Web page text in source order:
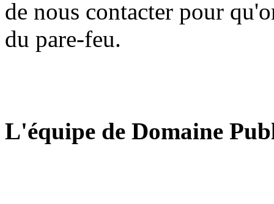
de nous contacter pour
du pare-feu.
L'équipe de Domaine